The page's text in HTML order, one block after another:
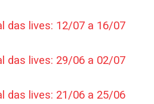
das lives: 12/07 a 16/07
das lives: 29/06 a 02/07
das lives: 21/06 a 25/06